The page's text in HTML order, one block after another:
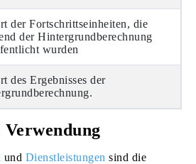
der Fortschrittseinheiten, die
der Hintergrundberechnung
wurden
des Ergebnisses der
und Dienstleistungen sind die